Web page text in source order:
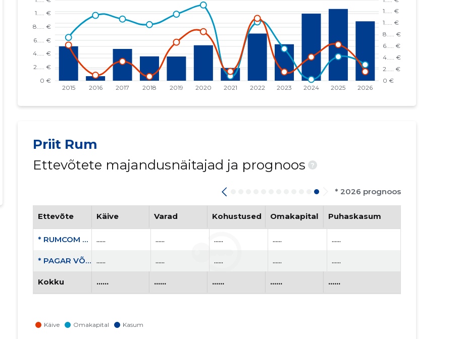
Priit Rum
Ettevõtete majandusnäitajad ja prognoos
?
* 2026 prognoos
Ettevõte Käive Varad Kohustused Omakapital Puhaskasum
* RUMCOM OÜ ...... ...... ...... ...... ......
* PAGAR VÕTAKS OÜ ...... ...... ...... ...... ......
Kokku ...... ...... ...... ...... ......